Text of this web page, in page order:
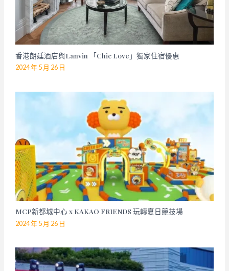
香港朗廷酒店與Lanvin 「Chic Love」獨家住宿優惠
2024 年 5 月 26 日
MCP新都城中心 x KAKAO FRIENDS 玩轉夏日競技場
2024 年 5 月 26 日